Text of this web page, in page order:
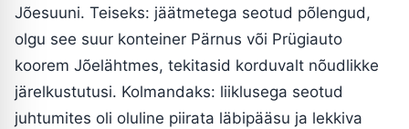
Jõesuuni. Teiseks: jäätmetega seotud põlengud,
olgu see suur konteiner Pärnus või Prügiauto
koorem Jõelähtmes, tekitasid korduvalt nõudlikke
järelkustutusi. Kolmandaks: liiklusega seotud
juhtumites oli oluline piirata läbipääsu ja lekkiva